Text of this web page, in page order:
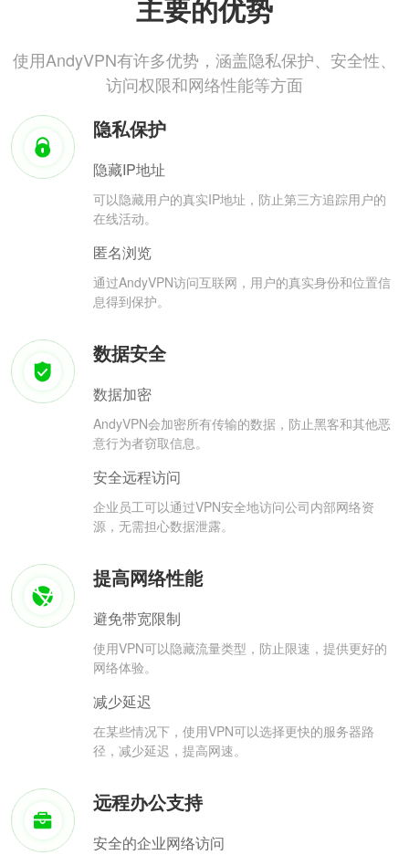
主要的优势
使用AndyVPN有许多优势，涵盖隐私保护、安全性、
访问权限和网络性能等方面
隐私保护
隐藏IP地址
可以隐藏用户的真实IP地址，防止第三方追踪用户的
在线活动。
匿名浏览
通过AndyVPN访问互联网，用户的真实身份和位置信
息得到保护。
数据安全
数据加密
AndyVPN会加密所有传输的数据，防止黑客和其他恶
意行为者窃取信息。
安全远程访问
企业员工可以通过VPN安全地访问公司内部网络资
源，无需担心数据泄露。
提高网络性能
避免带宽限制
使用VPN可以隐藏流量类型，防止限速，提供更好的
网络体验。
减少延迟
在某些情况下，使用VPN可以选择更快的服务器路
径，减少延迟，提高网速。
远程办公支持
安全的企业网络访问